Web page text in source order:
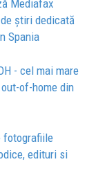
Mediafax
știri dedicată
Spania
- cel mai mare
of-home din
fotografiile
edituri si